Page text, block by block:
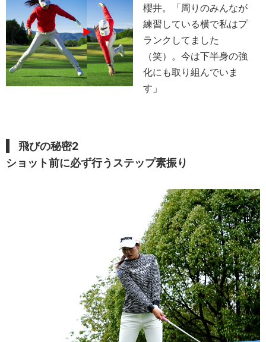
櫻井。「周りのみんなが
練習している横で私はプ
ランクしてました
（笑）。今は下半身の強
化にも取り組んでいま
す」
飛びの秘密2
ショット前に必ず行うステップ素振り